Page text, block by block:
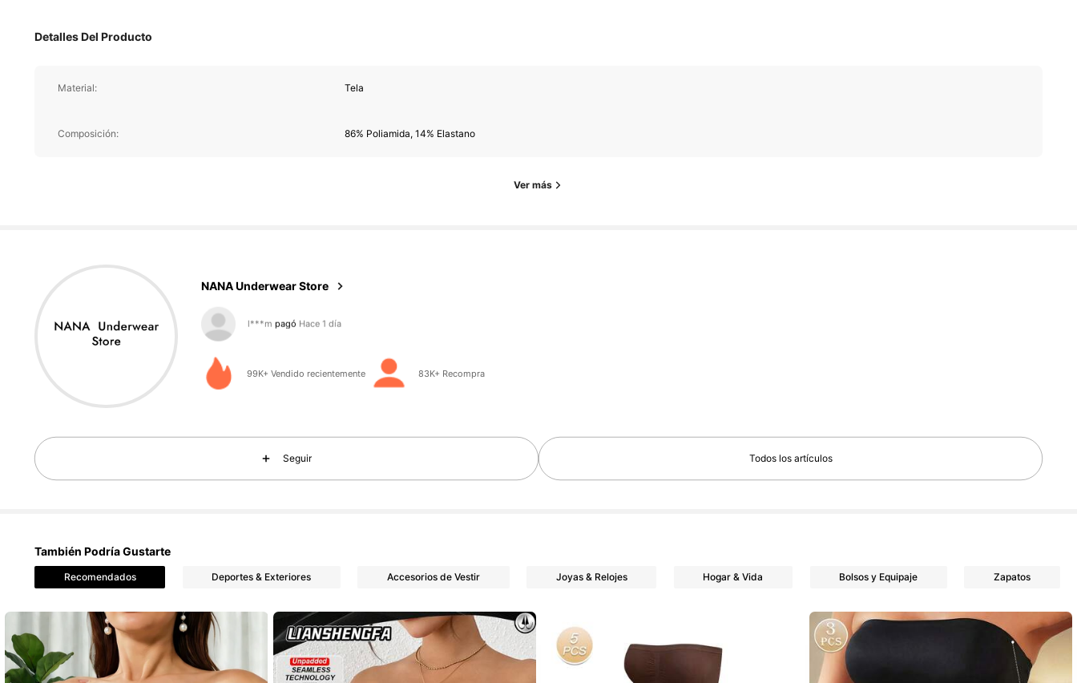
Detalles Del Producto
Material: Tela
Composición: 86% Poliamida, 14% Elastano
Ver más
NANA Underwear Store
c***eseguidoHace 1 horas
99K+ Vendido recientemente 83K+ Recompra
Seguir Todos los artículos
También Podría Gustarte
Recomendados Deportes & Exteriores Accesorios de Vestir Joyas & Relojes Hogar & Vida Bolsos y Equipaje Zapatos